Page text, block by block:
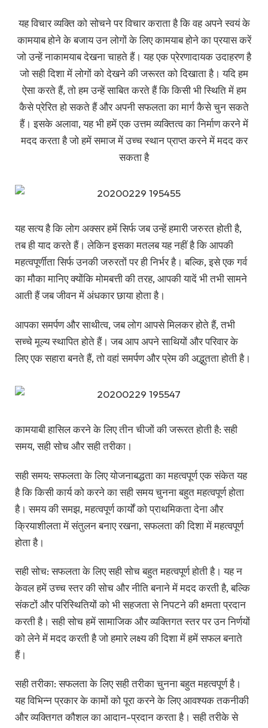
यह विचार व्यक्ति को सोचने पर विचार कराता है कि वह अपने स्वयं के
कामयाब होने के बजाय उन लोगों के लिए कामयाब होने का प्रयास करें
जो उन्हें नाकामयाब देखना चाहते हैं। यह एक प्रेरणादायक उदाहरण है
जो सही दिशा में लोगों को देखने की जरूरत को दिखाता है। यदि हम
ऐसा करते हैं, तो हम उन्हें साबित करते हैं कि किसी भी स्थिति में हम
कैसे प्रेरित हो सकते हैं और अपनी सफलता का मार्ग कैसे चुन सकते
हैं। इसके अलावा, यह भी हमें एक उत्तम व्यक्तित्व का निर्माण करने में
मदद करता है जो हमें समाज में उच्च स्थान प्राप्त करने में मदद कर
सकता है
यह सत्य है कि लोग अक्सर हमें सिर्फ जब उन्हें हमारी जरुरत होती है,
तब ही याद करते हैं। लेकिन इसका मतलब यह नहीं है कि आपकी
महत्वपूर्णीता सिर्फ उनकी जरुरतों पर ही निर्भर है। बल्कि, इसे एक गर्व
का मौका मानिए क्योंकि मोमबत्ती की तरह, आपकी यादें भी तभी सामने
आती हैं जब जीवन में अंधकार छाया होता है।
आपका समर्पण और साथीत्व, जब लोग आपसे मिलकर होते हैं, तभी
सच्चे मूल्य स्थापित होते हैं। जब आप अपने साथियों और परिवार के
लिए एक सहारा बनते हैं, तो वहां समर्पण और प्रेम की अद्भुतता होती है।
कामयाबी हासिल करने के लिए तीन चीजों की जरूरत होती है: सही
समय, सही सोच और सही तरीका।
सही समय: सफलता के लिए योजनाबद्धता का महत्वपूर्ण एक संकेत यह
है कि किसी कार्य को करने का सही समय चुनना बहुत महत्वपूर्ण होता
है। समय की समझ, महत्वपूर्ण कार्यों को प्राथमिकता देना और
क्रियाशीलता में संतुलन बनाए रखना, सफलता की दिशा में महत्वपूर्ण
होता है।
सही सोच: सफलता के लिए सही सोच बहुत महत्वपूर्ण होती है। यह न
केवल हमें उच्च स्तर की सोच और नीति बनाने में मदद करती है, बल्कि
संकटों और परिस्थितियों को भी सहजता से निपटने की क्षमता प्रदान
करती है। सही सोच हमें सामाजिक और व्यक्तिगत स्तर पर उन निर्णयों
को लेने में मदद करती है जो हमारे लक्ष्य की दिशा में हमें सफल बनाते
हैं।
सही तरीका: सफलता के लिए सही तरीका चुनना बहुत महत्वपूर्ण है।
यह विभिन्न प्रकार के कामों को पूरा करने के लिए आवश्यक तकनीकी
और व्यक्तिगत कौशल का आदान-प्रदान करता है। सही तरीके से